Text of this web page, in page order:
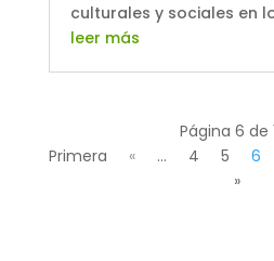
culturales y sociales en
leer más
Página 6 de
Primera
« ... 4 5 6
»